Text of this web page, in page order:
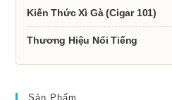
Kiến Thức Xì Gà (Cigar 101)
Thương Hiệu Nổi Tiếng
Sản Phẩm